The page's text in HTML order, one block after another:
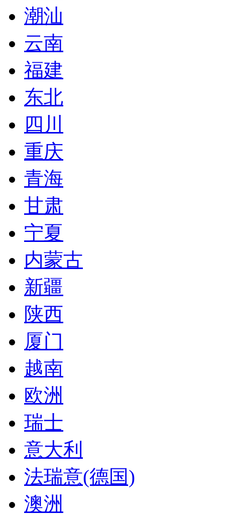
潮汕
云南
福建
东北
四川
重庆
青海
甘肃
宁夏
内蒙古
新疆
陕西
厦门
越南
欧洲
瑞士
意大利
法瑞意(德国)
澳洲